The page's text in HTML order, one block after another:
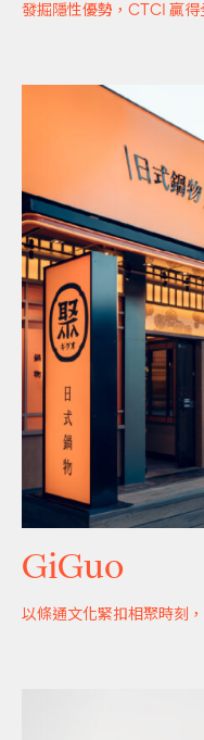
發掘隱性優勢，CTCI 贏
GiGuo
以條通文化緊扣相聚時刻